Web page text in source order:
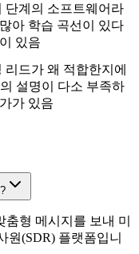
단계의 소프트웨어라
아 학습 곡선이 있다
있음
리드가 왜 적합한지에
설명이 다소 부족하
가 있음
형 메시지를 보내 미
원(SDR) 플랫폼입니